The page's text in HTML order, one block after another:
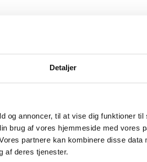
Detaljer
og annoncer, til at vise dig funktioner
brug af vores hjemmeside med vores
partnere kan kombinere disse data
af deres tjenester.